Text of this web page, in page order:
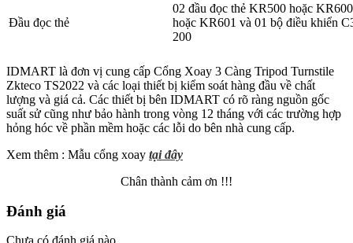
Đầu đọc thẻ
02 đầu đọc thẻ KR500 hoặc KR600
hoặc KR601 và 01 bộ điều khiển
200
IDMART là đơn vị cung cấp Cổng Xoay 3 Càng Tripod Turnstile
Zkteco TS2022 và các loại thiết bị kiểm soát hàng đầu về chất
lượng và giá cả. Các thiết bị bên IDMART có rõ ràng nguồn gốc
suất sử cũng như bảo hành trong vòng 12 tháng với các trường hợp
hỏng hóc về phần mềm hoặc các lỗi do bên nhà cung cấp.
Xem thêm : Mẫu cổng xoay tại đây
Chân thành cảm ơn !!!
Đánh giá